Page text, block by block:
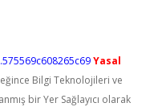
Yasal
Bilgi Teknolojileri ve
bir Yer Sağlayıcı olarak